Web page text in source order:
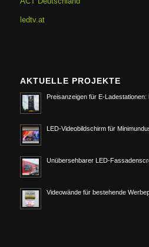
ledtv.at
AKTUELLE PROJEKTE
Preisanzeigen für E-Ladestationen:
LED-Videobildschirm für
Unübersehbarer LED-
Videowände für bestehende